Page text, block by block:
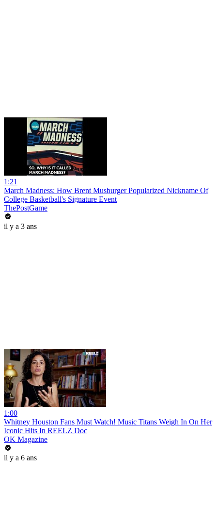
1:21
March Madness: How Brent Musburger Popularized Nickname Of
College Basketball's Signature Event
ThePostGame
il y a 3 ans
1:00
Whitney Houston Fans Must Watch! Music Titans Weigh In On Her
Iconic Hits In REELZ Doc
OK Magazine
il y a 6 ans